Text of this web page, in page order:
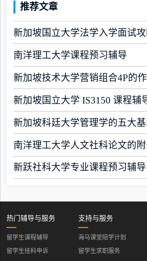
推荐文章
新加坡国立大学法学入学面试
南洋理工大学课程预习辅导
新加坡技术大学营销组合4P的
新加坡国立大学 IS3150 课程辅
南洋理工大学人文社科论文的
新跃社科大学专业课程预习辅导
热门辅导与服务
留学生课程辅导
留学生挂科申诉
支持与服务
海马课堂陪学计划
留学生求职服务